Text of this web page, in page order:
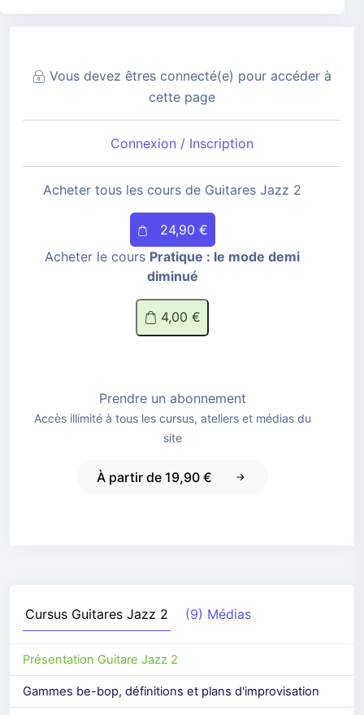
Vous devez êtres connecté(e) pour accéder à
cette page
Connexion / Inscription
Acheter tous les cours de Guitares Jazz 2
24,90 €
Acheter le cours Pratique : le mode demi
diminué
4,00 €
Prendre un abonnement
Accès illimité à tous les cursus, ateliers et médias du
site
À partir de 19,90 €
Cursus Guitares Jazz 2 (9) Médias
Présentation Guitare Jazz 2
Gammes be-bop, définitions et plans d'improvisation